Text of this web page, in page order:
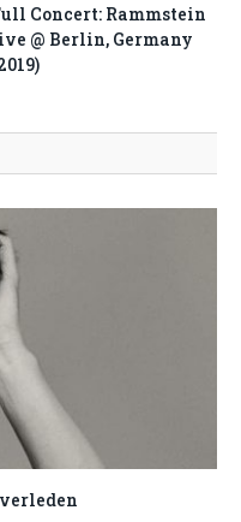
Concert: Rammstein
@ Berlin, Germany